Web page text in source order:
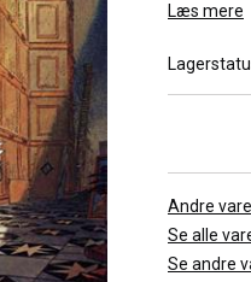
Det viste
vil variere
Læs mere
Andre
Se alle
Se andre